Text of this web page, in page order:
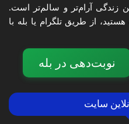
زندگی آرام‌تر و سالم‌تر است.
از طریق تلگرام یا بله با
نوبت‌دهی در بله
سایت